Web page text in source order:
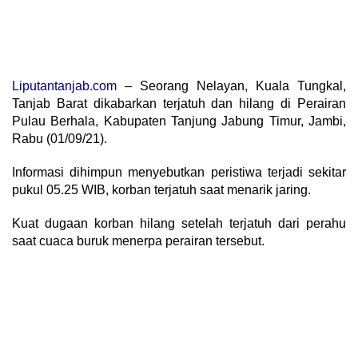
Liputantanjab.com – Seorang Nelayan, Kuala Tungkal,
Tanjab Barat dikabarkan terjatuh dan hilang di Perairan
Pulau Berhala, Kabupaten Tanjung Jabung Timur, Jambi,
Rabu (01/09/21).
Informasi dihimpun menyebutkan peristiwa terjadi sekitar
pukul 05.25 WIB, korban terjatuh saat menarik jaring.
Kuat dugaan korban hilang setelah terjatuh dari perahu
saat cuaca buruk menerpa perairan tersebut.